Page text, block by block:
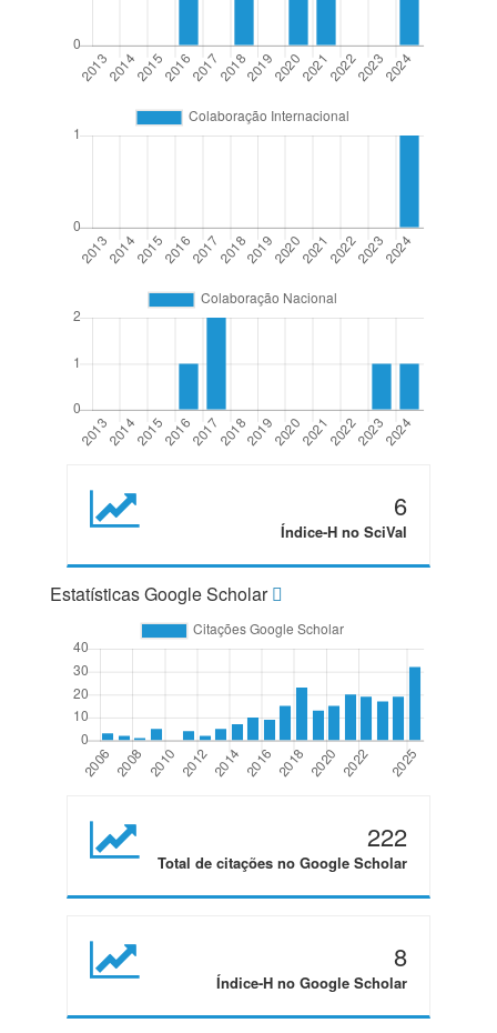
6
Índice-H no SciVal
Estatísticas Google Scholar
222
Total de citações no Google Scholar
8
Índice-H no Google Scholar